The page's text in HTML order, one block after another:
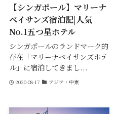
【シンガポール】マリーナ
ベイサンズ宿泊記|人気
No.1五つ星ホテル
シンガポールのランドマーク的
存在「マリーナベイサンズホテ
ル」に宿泊してきまし...
2020-08-17 アジア・中東